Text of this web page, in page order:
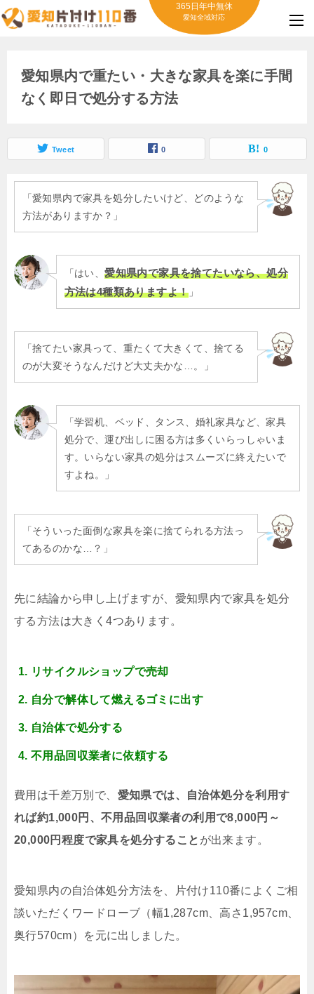
365日年中無休
愛知全域対応
愛知県内で重たい・大きな家具を楽に手間
なく即日で処分する方法
Tweet 0 0
「愛知県内で家具を処分したいけど、どのような
方法がありますか？」
「はい、愛知県内で家具を捨てたいなら、処分
方法は4種類ありますよ！ 」
「捨てたい家具って、重たくて大きくて、捨てる
のが大変そうなんだけど大丈夫かな…。」
「学習机、ベッド、タンス、婚礼家具など、家具
処分で、運び出しに困る方は多くいらっしゃいま
す。いらない家具の処分はスムーズに終えたいで
すよね。」
「そういった面倒な家具を楽に捨てられる方法っ
てあるのかな…？」
先に結論から申し上げますが、愛知県内で家具を処分
する方法は大きく4つあります。
リサイクルショップで売却
自分で解体して燃えるゴミに出す
自治体で処分する
不用品回収業者に依頼する
費用は千差万別で、 愛知県では、自治体処分を利用す
れば約1,000円、不用品回収業者の利用で8,000円～
20,000円程度で家具を処分すること が出来ます。
愛知県内の自治体処分方法を、片付け110番によくご相
談いただくワードローブ（幅1,287cm、高さ1,957cm、
奥行570cm）を元に出しました。